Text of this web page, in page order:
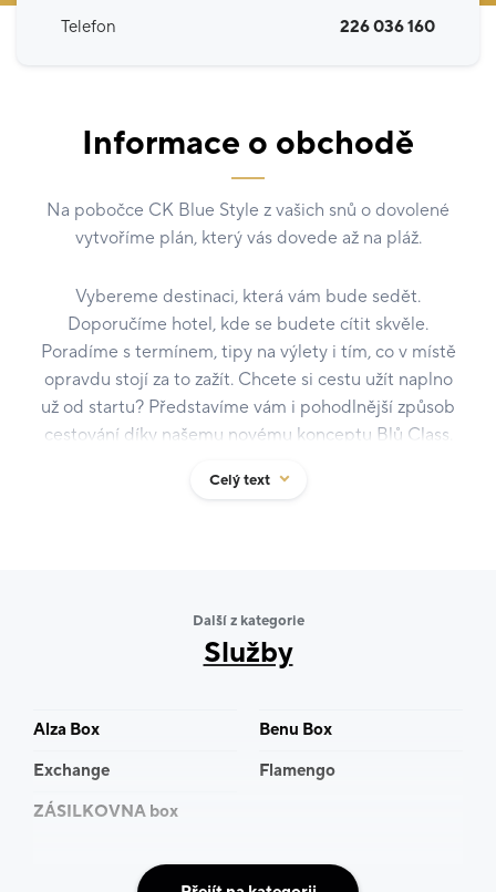
Telefon
226 036 160
Informace o obchodě
Na pobočce CK Blue Style z vašich snů o dovolené
vytvoříme plán, který vás dovede až na pláž.
Vybereme destinaci, která vám bude sedět.
Doporučíme hotel, kde se budete cítit skvěle.
Poradíme s termínem, tipy na výlety i tím, co v místě
opravdu stojí za to zažít. Chcete si cestu užít naplno
už od startu? Představíme vám i pohodlnější způsob
cestování díky našemu novému konceptu Blů Class.
Jsme největší samostatná česká cestovní kancelář s
Každý rok přinášíme nové produkty i další vylepšení
volna. Je to čas, na který se těšíte celý rok.
podobě privátních transferů či výletů na míru.
Celý text
Další z kategorie
Služby
Alza Box
Benu Box
Exchange
Flamengo
ZÁSILKOVNA box